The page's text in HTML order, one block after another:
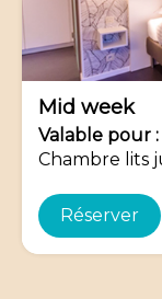
Mid week
Valable pour :
Chambre lits
Réserver